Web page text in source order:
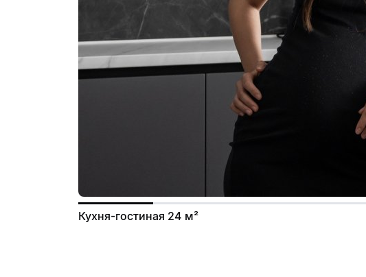
Кухня-гостиная 24 м²